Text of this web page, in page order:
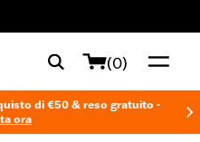
(0)
di €50 & reso gratuito -
ora